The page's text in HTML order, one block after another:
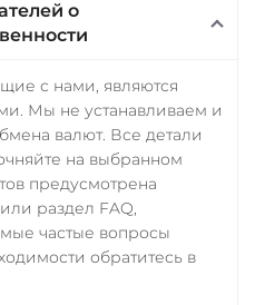
о
с нами, являются
Мы не устанавливаем и
валют. Все детали
на выбранном
предусмотрена
раздел FAQ,
частые вопросы
обратитесь в